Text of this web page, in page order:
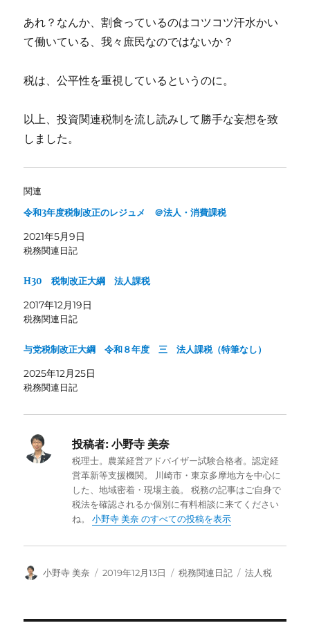
あれ？なんか、割食っているのはコツコツ汗水かい
て働いている、我々庶民なのではないか？
税は、公平性を重視しているというのに。
以上、投資関連税制を流し読みして勝手な妄想を致
しました。
関連
令和3年度税制改正のレジュメ ＠法人・消費課税
2021年5月9日
税務関連日記
H30 税制改正大綱 法人課税
2017年12月19日
税務関連日記
与党税制改正大綱 令和８年度 三 法人課税（特筆なし）
2025年12月25日
税務関連日記
投稿者: 小野寺 美奈
税理士。農業経営アドバイザー試験合格者。認定経
営革新等支援機関。 川崎市・東京多摩地方を中心に
した、地域密着・現場主義。 税務の記事はご自身で
税法を確認されるか個別に有料相談に来てください
ね。小野寺 美奈 のすべての投稿を表示
投
小野寺 美奈
投
2019年12月13日
カ
税務関連日記
タ
法人税